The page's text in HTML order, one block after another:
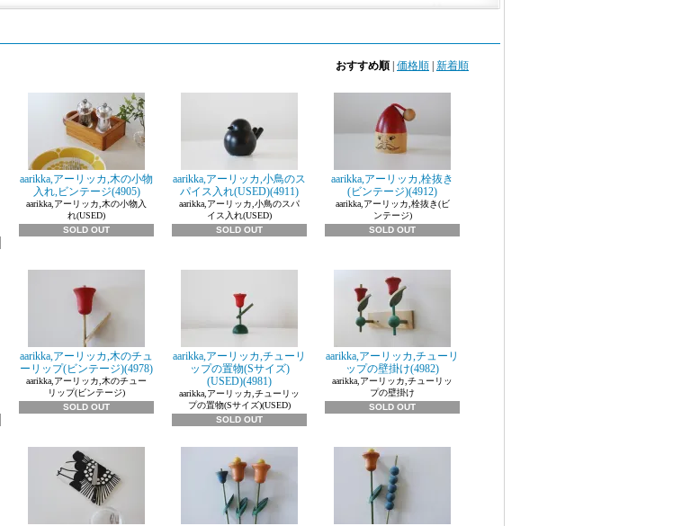
おすすめ順 価格順 新着順
aarikka,アーリッカ,木の小物
入れ,ビンテージ(4905)
aarikka,アーリッカ,木の小物入
れ(USED)
SOLD OUT
aarikka,アーリッカ,小鳥のス
パイス入れ(USED)(4911)
aarikka,アーリッカ,小鳥のスパ
イス入れ(USED)
SOLD OUT
aarikka,アーリッカ,栓抜き
(ビンテージ)(4912)
aarikka,アーリッカ,栓抜き(ビ
ンテージ)
SOLD OUT
aarikka,アーリッカ,木のチュ
ーリップ(ビンテージ)(4978)
aarikka,アーリッカ,木のチュー
リップ(ビンテージ)
SOLD OUT
aarikka,アーリッカ,チューリ
ップの置物(Sサイズ)
(USED)(4981)
aarikka,アーリッカ,チューリッ
プの置物(Sサイズ)(USED)
SOLD OUT
aarikka,アーリッカ,チューリ
ップの壁掛け(4982)
aarikka,アーリッカ,チューリッ
プの壁掛け
SOLD OUT